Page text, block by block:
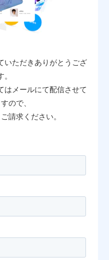
いただきありがとうござ
。
はメールにて配信させて
ので、
請求ください。